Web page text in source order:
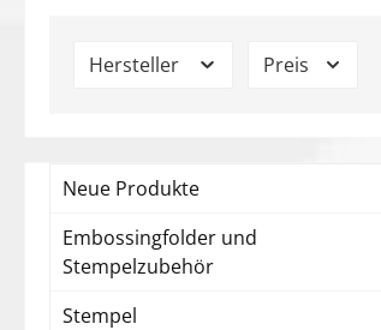
Hersteller Preis
Neue Produkte
Embossingfolder und
Stempelzubehör
Stempel